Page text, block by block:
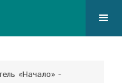
«Начало» -